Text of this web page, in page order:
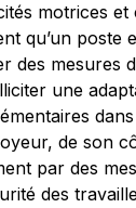
motrices et
qu’un poste
des mesures
une
de son
par des
des